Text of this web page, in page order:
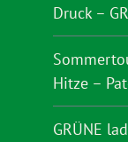
Druck –
Hitze –
GRÜNE